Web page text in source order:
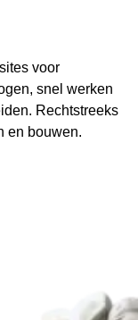
voor
snel werken
Rechtstreeks
en bouwen.